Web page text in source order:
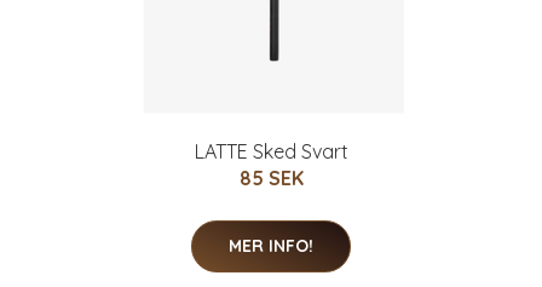
LATTE Sked Svart
85 SEK
MER INFO!